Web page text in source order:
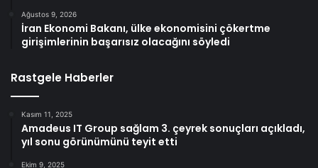
Ağustos 9, 2026
İran Ekonomi Bakanı, ülke ekonomisini çökertme
girişimlerinin başarısız olacağını söyledi
Rastgele Haberler
Kasım 11, 2025
Amadeus IT Group sağlam 3. çeyrek sonuçları açıkladı,
yıl sonu görünümünü teyit etti
Ekim 9, 2025